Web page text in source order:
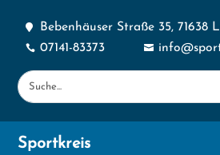
 Bebenhäuser Straße 35, 71638
 07141-83373 
Sportkreis